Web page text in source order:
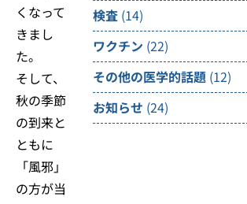
くなって
きまし
た。
そして、
秋の季節
の到来と
ともに
「風邪」
の方が当
検査 (14)
ワクチン (22)
その他の医学的話題 (12)
お知らせ (24)